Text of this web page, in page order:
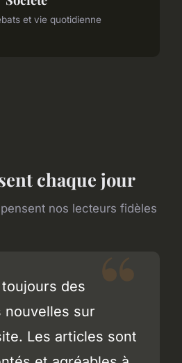
et vie quotidienne
chaque jour
nos lecteurs fidèles
des
nouvelles sur
Les articles sont